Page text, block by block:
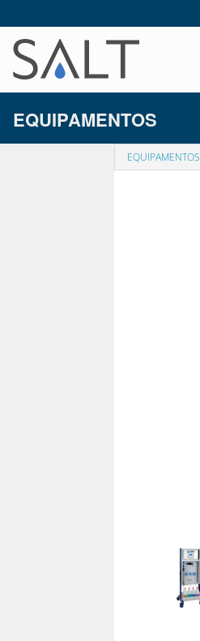
EQUIPAMENTOS
EQUIPAMENTOS